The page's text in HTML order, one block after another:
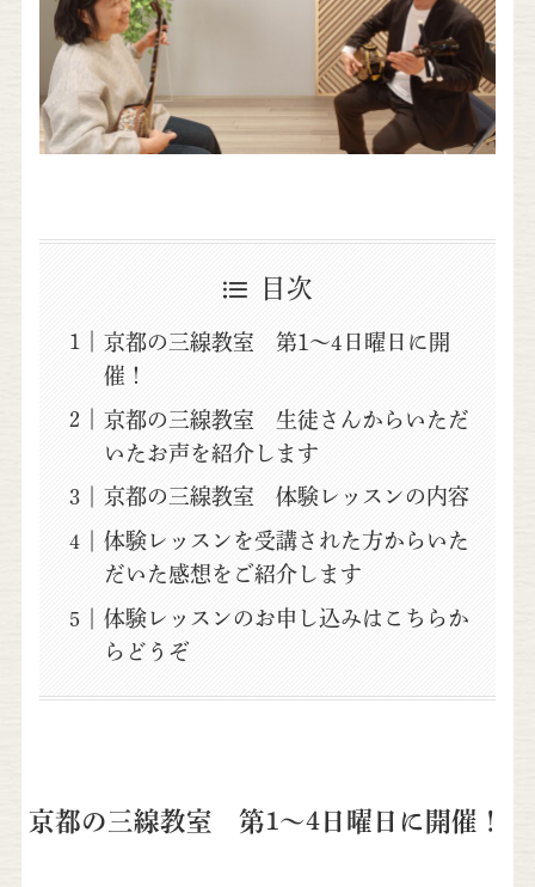
目次
京都の三線教室 第1～4日曜日に開
催！
京都の三線教室 生徒さんからいただ
いたお声を紹介します
京都の三線教室 体験レッスンの内容
体験レッスンを受講された方からいた
だいた感想をご紹介します
体験レッスンのお申し込みはこちらか
らどうぞ
京都の三線教室 第1～4日曜日に開催！